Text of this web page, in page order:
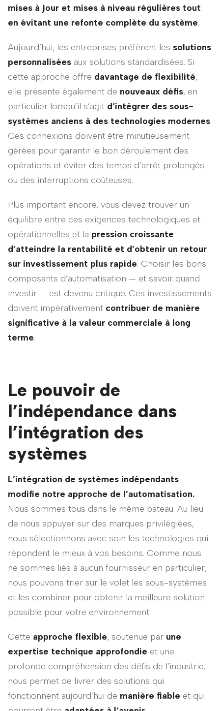
mises à jour et mises à niveau régulières tout
en évitant une refonte complète du système.
Aujourd’hui, les entreprises préfèrent les solutions
personnalisées aux solutions standardisées. Si
cette approche offre davantage de flexibilité,
elle présente également de nouveaux défis, en
particulier lorsqu’il s’agit d’intégrer des sous-
systèmes anciens à des technologies modernes.
Ces connexions doivent être minutieusement
gérées pour garantir le bon déroulement des
opérations et éviter des temps d’arrêt prolongés
ou des interruptions coûteuses.
Plus important encore, vous devez trouver un
équilibre entre ces exigences technologiques et
opérationnelles et la pression croissante
d’atteindre la rentabilité et d’obtenir un retour
sur investissement plus rapide. Choisir les bons
composants d’automatisation — et savoir quand
investir — est devenu critique. Ces investissements
doivent impérativement contribuer de manière
significative à la valeur commerciale à long
terme.
Le pouvoir de
l’indépendance dans
l’intégration des
systèmes
L’intégration de systèmes indépendants
modifie notre approche de l’automatisation.
Nous sommes tous dans le même bateau. Au lieu
de nous appuyer sur des marques privilégiées,
nous sélectionnons avec soin les technologies qui
répondent le mieux à vos besoins. Comme nous
ne sommes liés à aucun fournisseur en particulier,
nous pouvons trier sur le volet les sous-systèmes
et les combiner pour obtenir la meilleure solution
possible pour votre environnement.
Cette approche flexible, soutenue par une
expertise technique approfondie et une
profonde compréhension des défis de l’industrie,
nous permet de livrer des solutions qui
fonctionnent aujourd’hui de manière fiable et qui